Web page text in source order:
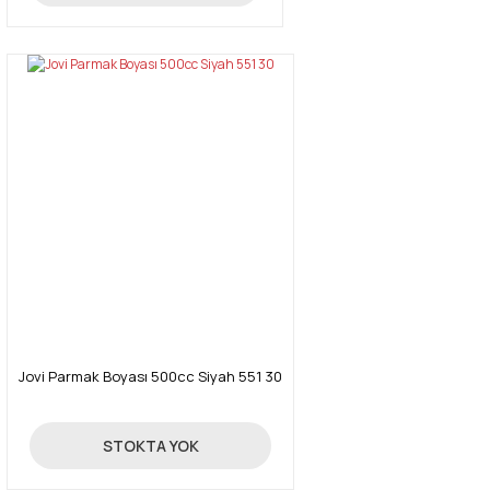
Jovi Parmak Boyası 500cc Siyah 551 30
55,00 TL
STOKTA YOK